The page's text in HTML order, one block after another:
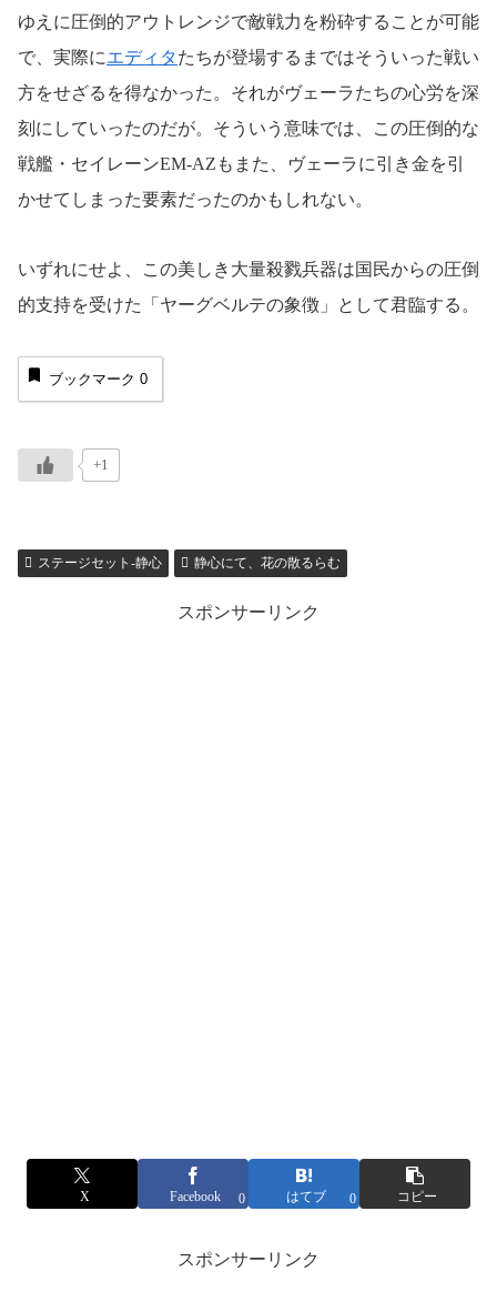
ゆえに圧倒的アウトレンジで敵戦力を粉砕することが可能
で、実際にエディタたちが登場するまではそういった戦い
方をせざるを得なかった。それがヴェーラたちの心労を深
刻にしていったのだが。そういう意味では、この圧倒的な
戦艦・セイレーンEM-AZもまた、ヴェーラに引き金を引
かせてしまった要素だったのかもしれない。
いずれにせよ、この美しき大量殺戮兵器は国民からの圧倒
的支持を受けた「ヤーグベルテの象徴」として君臨する。
ブックマーク 0
+1
ステージセット-静心 静心にて、花の散るらむ
スポンサーリンク
X Facebook 0 はてブ 0 コピー
スポンサーリンク